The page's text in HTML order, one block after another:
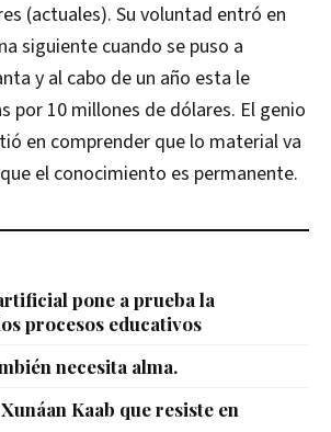
(actuales). Su voluntad entró en
siguiente cuando se puso a
y al cabo de un año esta le
por 10 millones de dólares. El genio
en comprender que lo material va
el conocimiento es permanente.
pone a prueba la
procesos educativos
necesita alma.
Kaab que resiste en